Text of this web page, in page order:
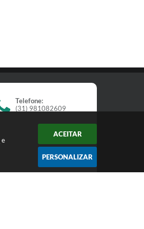
e
ACEITAR
PERSONALIZAR
Telefone:
(31) 981082609